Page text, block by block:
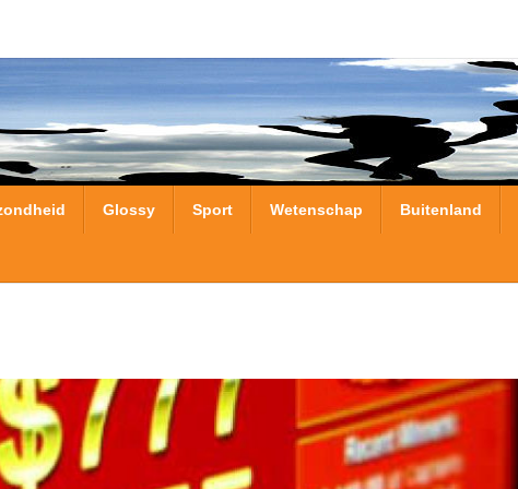
Glossy Sport Wetenschap Buitenland